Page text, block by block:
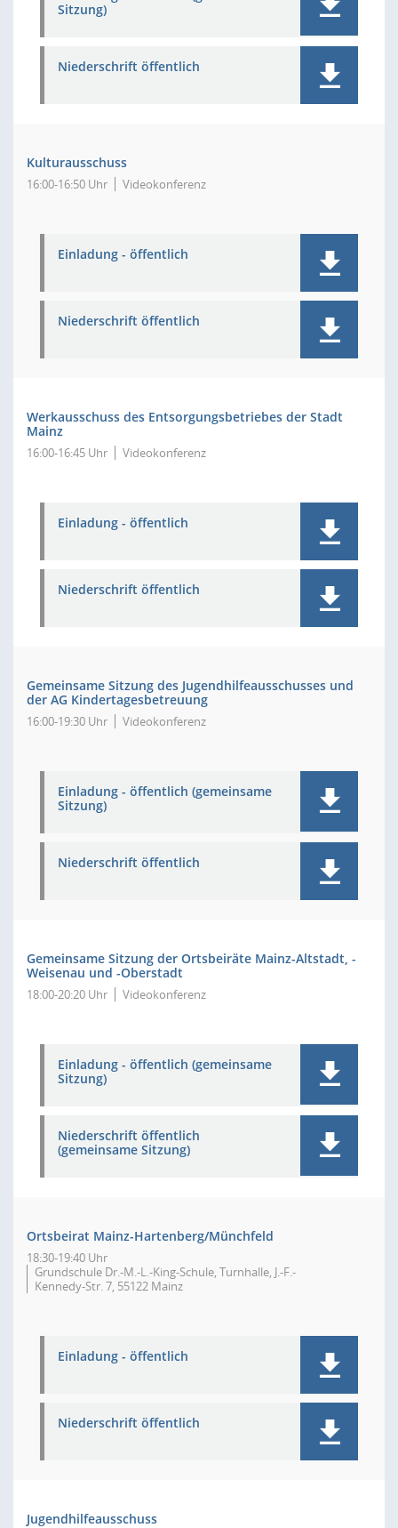
Sitzung)
Niederschrift öffentlich
Kulturausschuss
16:00-16:50 Uhr Videokonferenz
Einladung - öffentlich
Niederschrift öffentlich
Werkausschuss des Entsorgungsbetriebes der Stadt
Mainz
16:00-16:45 Uhr Videokonferenz
Einladung - öffentlich
Niederschrift öffentlich
Gemeinsame Sitzung des Jugendhilfeausschusses und
der AG Kindertagesbetreuung
16:00-19:30 Uhr Videokonferenz
Einladung - öffentlich (gemeinsame
Sitzung)
Niederschrift öffentlich
Gemeinsame Sitzung der Ortsbeiräte Mainz-Altstadt, -
Weisenau und -Oberstadt
18:00-20:20 Uhr Videokonferenz
Einladung - öffentlich (gemeinsame
Sitzung)
Niederschrift öffentlich
(gemeinsame Sitzung)
Ortsbeirat Mainz-Hartenberg/Münchfeld
18:30-19:40 Uhr
Grundschule Dr.-M.-L.-King-Schule, Turnhalle, J.-F.-
Kennedy-Str. 7, 55122 Mainz
Einladung - öffentlich
Niederschrift öffentlich
Jugendhilfeausschuss